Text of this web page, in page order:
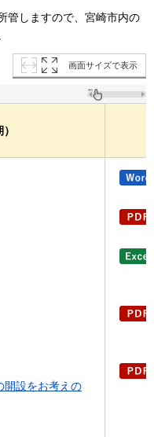
管しますので、宮崎市内の
画面サイズで表示
開設をお考えの